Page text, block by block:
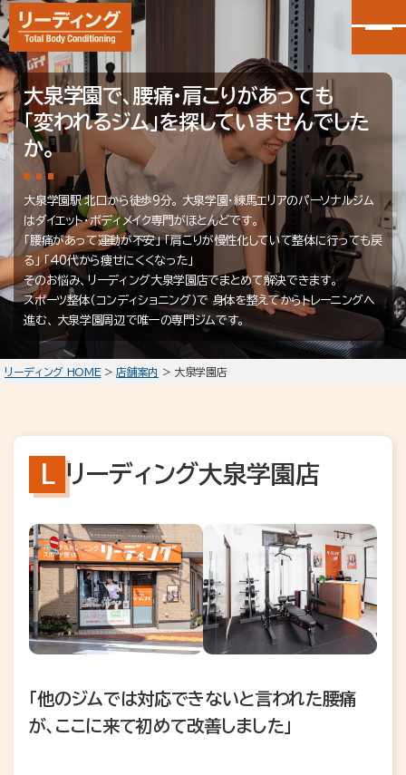
カンタン30秒申し込み
LINEで無料体験予約
大泉学園店 会員予約
石神井公園店会員予約
HOME
選ばれる理由
初回体験の流れ
石神井公園店
メニュー・料金
Q&A
お知らせ
運営会社情報
大泉学園で、腰痛・肩こりがあっても
「変われるジム」を探していませんでした
か。
大泉学園駅 北口から徒歩9分。 大泉学園・練馬エリアのパーソナルジム
はダイエット・ボディメイク専門がほとんどです。
「腰痛があって運動が不安」 「肩こりが慢性化していて整体に行っても戻
る」 「40代から痩せにくくなった」
そのお悩み、リーディング大泉学園店でまとめて解決できます。
スポーツ整体（コンディショニング）で 身体を整えてからトレーニングへ
進む、 大泉学園周辺で唯一の専門ジムです。
リーディング HOME> 店舗案内 > 大泉学園店
リーディング大泉学園店
「他のジムでは対応できないと言われた腰痛
が、ここに来て初めて改善しました」